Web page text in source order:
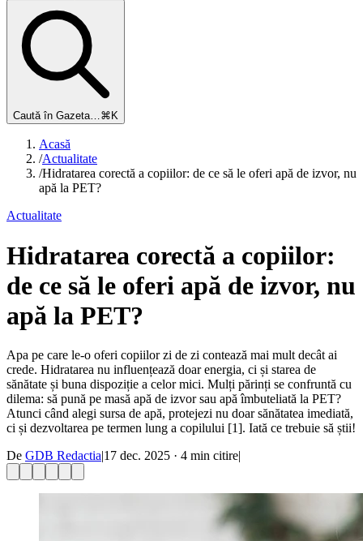
Caută în Gazeta…⌘K
Acasă
/Actualitate
/Hidratarea corectă a copiilor: de ce să le oferi apă de izvor, nu
apă la PET?
Actualitate
Hidratarea corectă a copiilor:
de ce să le oferi apă de izvor, nu
apă la PET?
Apa pe care le-o oferi copiilor zi de zi contează mai mult decât ai
crede. Hidratarea nu influențează doar energia, ci și starea de
sănătate și buna dispoziție a celor mici. Mulți părinți se confruntă cu
dilema: să pună pe masă apă de izvor sau apă îmbuteliată la PET?
Atunci când alegi sursa de apă, protejezi nu doar sănătatea imediată,
ci și dezvoltarea pe termen lung a copilului [1]. Iată ce trebuie să știi!
De GDB Redactia|17 dec. 2025 · 4 min citire|